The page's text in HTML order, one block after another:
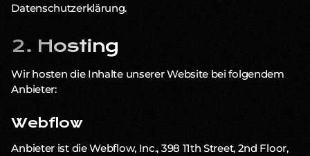
Datenschutzerklärung.
2. Hosting
Wir hosten die Inhalte unserer Website bei folgendem
Anbieter:
Webflow
Anbieter ist die Webflow, Inc., 398 11th Street, 2nd Floor,